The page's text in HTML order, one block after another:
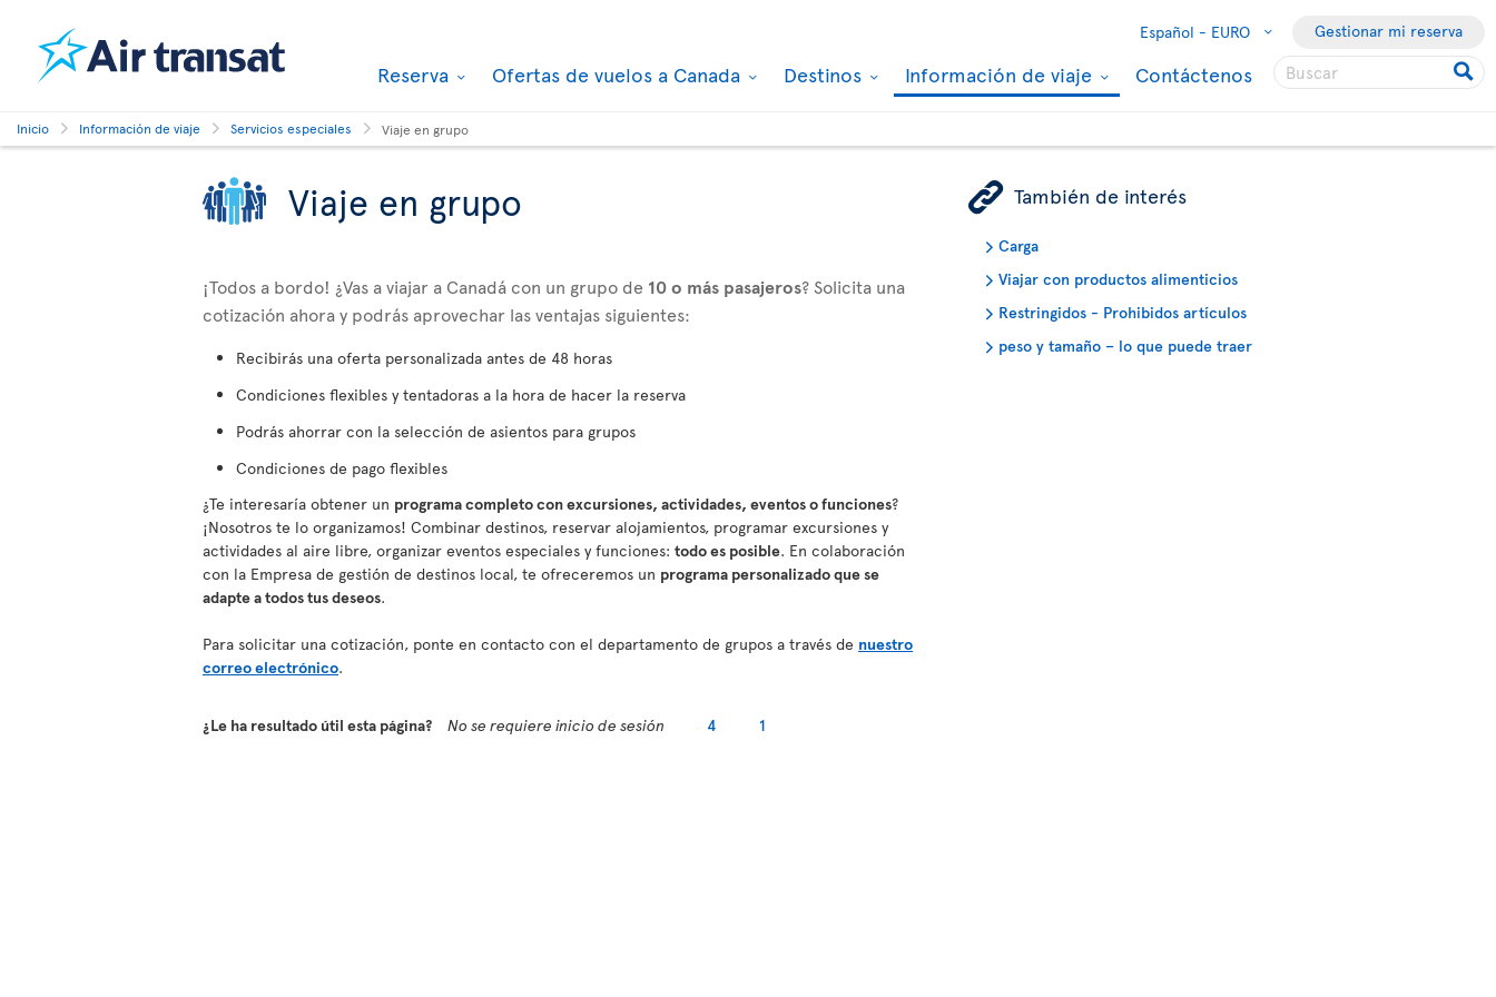
Español - EURO Gestionar mi reserva
Reserva Ofertas de vuelos a Canada Destinos Información de viaje Contáctenos
Inicio Información de viaje Servicios especiales Viaje en grupo
Viaje en grupo
¡Todos a bordo! ¿Vas a viajar a Canadá con un grupo de 10 o más pasajeros? Solicita una
cotización ahora y podrás aprovechar las ventajas siguientes:
Recibirás una oferta personalizada antes de 48 horas
Condiciones flexibles y tentadoras a la hora de hacer la reserva
Podrás ahorrar con la selección de asientos para grupos
Condiciones de pago flexibles
¿Te interesaría obtener un programa completo con excursiones, actividades, eventos o funciones?
¡Nosotros te lo organizamos! Combinar destinos, reservar alojamientos, programar excursiones y
actividades al aire libre, organizar eventos especiales y funciones: todo es posible. En colaboración
con la Empresa de gestión de destinos local, te ofreceremos un programa personalizado que se
adapte a todos tus deseos.
Para solicitar una cotización, ponte en contacto con el departamento de grupos a través de nuestro
correo electrónico.
ÿ También de interés
Carga
Viajar con productos alimenticios
Restringidos - Prohibidos artículos
peso y tamaño – lo que puede traer
¿Le ha resultado útil esta página? No se requiere inicio de sesión 4 1